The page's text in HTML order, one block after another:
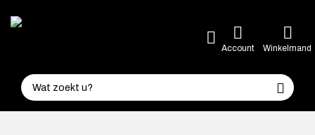
Account Winkelmand